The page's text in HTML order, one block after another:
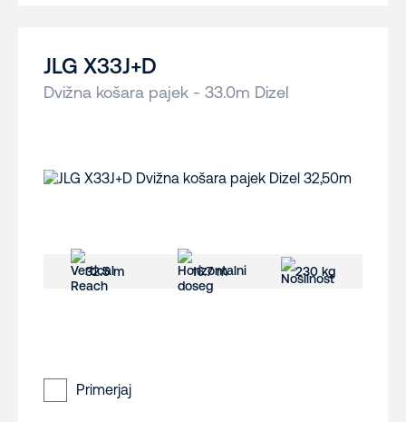
JLG X33J+D
Dvižna košara pajek - 33.0m Dizel
32.5 m 16.7 m 230 kg
Primerjaj